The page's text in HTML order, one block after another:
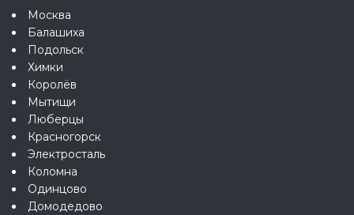
Москва
Балашиха
Подольск
Химки
Королёв
Мытищи
Люберцы
Красногорск
Электросталь
Коломна
Одинцово
Домодедово